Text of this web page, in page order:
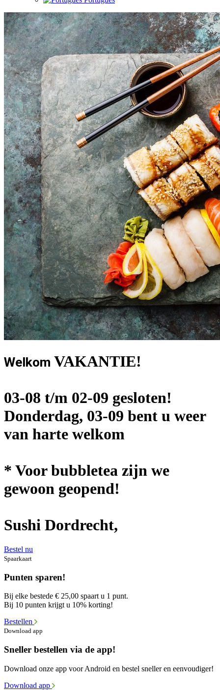
Welkom VAKANTIE!
03-08 t/m 02-09 gesloten!
Donderdag, 03-09 bent u weer
van harte welkom
* Voor bubbletea zijn we
gewoon geopend!
Sushi Dordrecht,
Bestel nu
Spaarkaart
Punten sparen!
Bij elke bestede € 25,00 spaart u 1 punt.
Bij 10 punten krijgt u 10% korting!
Bestellen
Download app
Sneller bestellen via de app!
Download onze app voor Android en bestel sneller en eenvoudiger!
Download app